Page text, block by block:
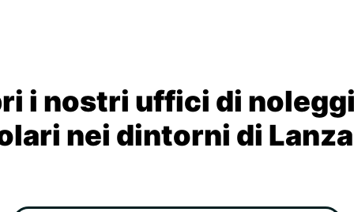
i nostri uffici di
nei dintorni di